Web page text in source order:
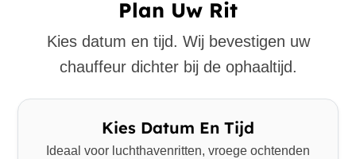
Plan Uw Rit
Kies datum en tijd. Wij bevestigen uw
chauffeur dichter bij de ophaaltijd.
Kies Datum En Tijd
Ideaal voor luchthavenritten, vroege ochtenden